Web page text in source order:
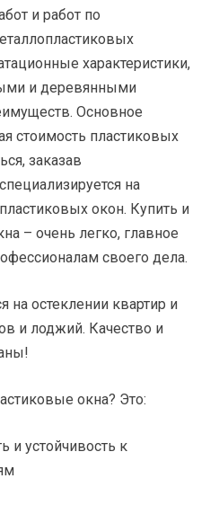
и работ по
характеристики,
и деревянными
Основное
стоимость пластиковых
заказав
на
окон. Купить и
– очень легко, главное
своего дела.
на остеклении квартир и
и лоджий. Качество и
окна? Это:
и устойчивость к